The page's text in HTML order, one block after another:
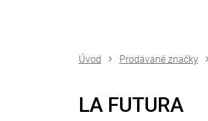
Prodávané značky
LA FUTURA